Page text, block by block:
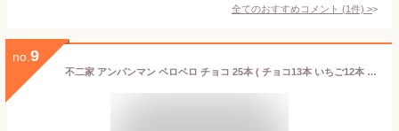
全てのおすすめコメント (1件) >
no. 9
不二家 アンパンマン ペロペロ チョコ 25本 ( チョコ13本 いちご12本 ) アンパンマンチョコ キャラクター チョコレート 詰め合わせ お菓子 子供 棒付き 棒付きチョコレート まとめ買い 子供が喜ぶお菓子 子供向け 子供会 景品 イベント 保育園 幼稚園 送料無料